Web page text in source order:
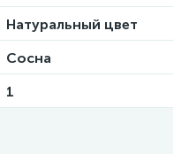
Натуральный цвет
Сосна
1